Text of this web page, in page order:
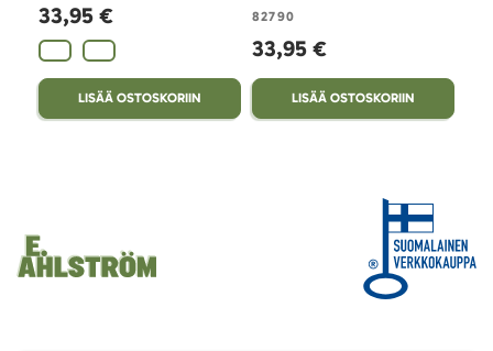
33,95 €
LISÄÄ OSTOSKORIIN
82790
33,95 €
LISÄÄ OSTOSKORIIN